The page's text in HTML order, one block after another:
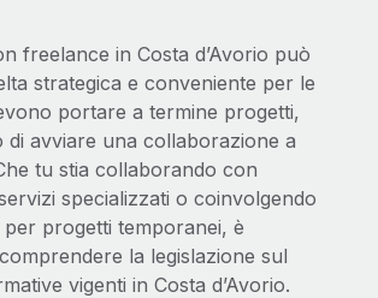
freelance in Costa d’Avorio può
strategica e conveniente per le
portare a termine progetti,
di avviare una collaborazione a
tu stia collaborando con
specializzati o coinvolgendo
progetti temporanei, è
la legislazione sul
vigenti in Costa d’Avorio.